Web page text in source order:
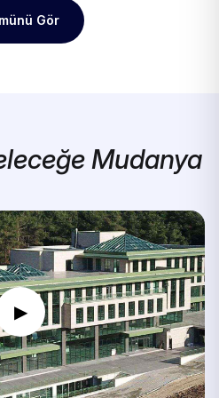
Gör
Mudanya
▶